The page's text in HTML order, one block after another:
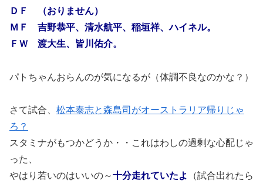
ＤＦ （おりません）
ＭＦ 吉野恭平、清水航平、稲垣祥、ハイネル。
ＦＷ 渡大生、皆川佑介。
パトちゃんおらんのが気になるが（体調不良なのかな？）
さて試合、 松本泰志と森島司がオーストラリア帰りじゃ
ろ？
スタミナがもつかどうか・・これはわしの過剰な心配じゃ
った、
やはり若いのはいいの～十分走れていたよ
（試合出れたら